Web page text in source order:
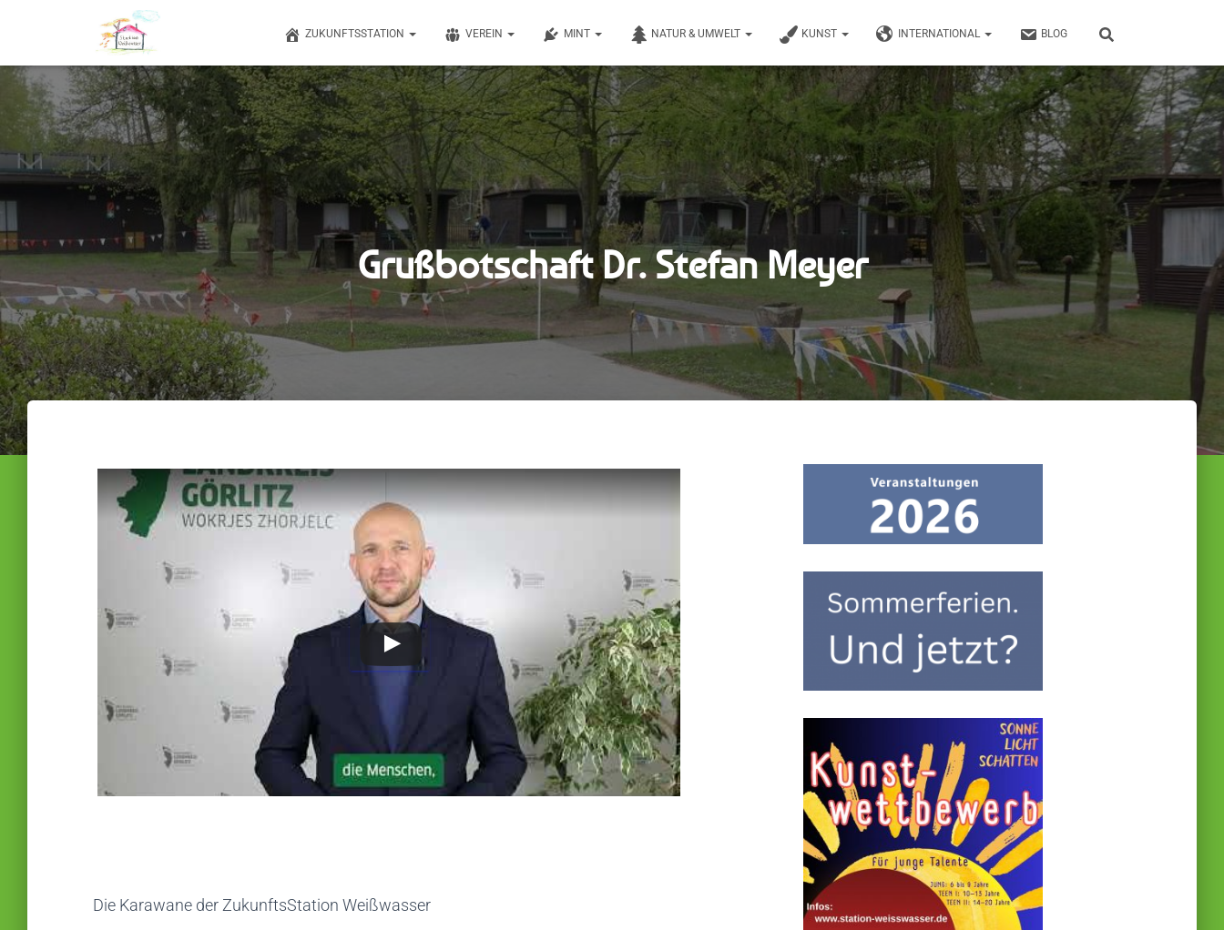
ZUKUNFTSSTATION VEREIN MINT NATUR & UMWELT KUNST INTERNATIONAL BLOG
Grußbotschaft Dr. Stefan Meyer
Die Karawane der ZukunftsStation Weißwasser